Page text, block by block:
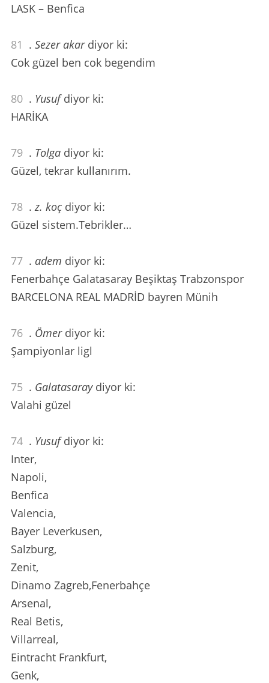
LASK – Benfica
81 . Sezer akardiyor ki:
Cok güzel ben cok begendim
80 . Yusufdiyor ki:
HARİKA
79 . Tolgadiyor ki:
Güzel, tekrar kullanırım.
78 .z. koçdiyor ki:
Güzel sistem.Tebrikler…
77 . adem diyor ki:
Fenerbahçe Galatasaray Beşiktaş Trabzonspor
BARCELONA REAL MADRİD bayren Münih
76 . Ömerdiyor ki:
Şampiyonlar ligl
75 . Galatasaraydiyor ki:
Valahi güzel
74 . Yusufdiyor ki:
Inter,
Napoli,
Benfica
Valencia,
Bayer Leverkusen,
Salzburg,
Zenit,
Dinamo Zagreb,Fenerbahçe
Arsenal,
Real Betis,
Villarreal,
Eintracht Frankfurt,
Genk,